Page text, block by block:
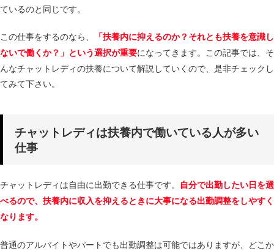
ているのと同じです。
この仕事をするのなら、
「扶養内に抑えるのか？それとも扶養を意識し
ないで働くか？」という選択が重要になってきます。この記事では、そ
んなチャットレディの扶養について解説していくので、是非チェックし
てみて下さい。
チャットレディは扶養内で働いている人が多い
仕事
チャットレディは自由に出勤できる仕事です。 自分で出勤したい日を選
べるので、扶養内に収入を抑えるときに大事になる出勤調整をしやすく
なります。
普通のアルバイトやパートでも出勤調整は可能ではありますが、どこか